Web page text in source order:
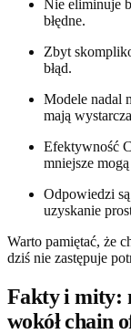
Nie eliminuje
błędne.
Zbyt
błąd.
Modele nadal
mają
Efektywność
mniejsze
Odpowiedzi
uzyskanie
Warto pamiętać, że
dziś nie zastępuje
Fakty i mity:
wokół chain